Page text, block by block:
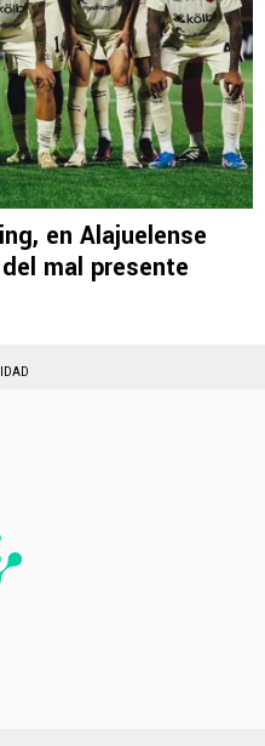
en Alajuelense
mal presente